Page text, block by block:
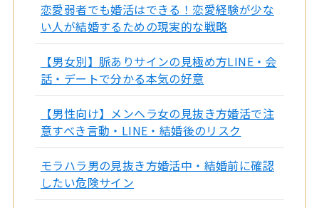
恋愛弱者でも婚活はできる！恋愛経験が少な
い人が結婚するための現実的な戦略
【男女別】脈ありサインの見極め方LINE・会
話・デートで分かる本気の好意
【男性向け】メンヘラ女の見抜き方婚活で注
意すべき言動・LINE・結婚後のリスク
モラハラ男の見抜き方婚活中・結婚前に確認
したい危険サイン